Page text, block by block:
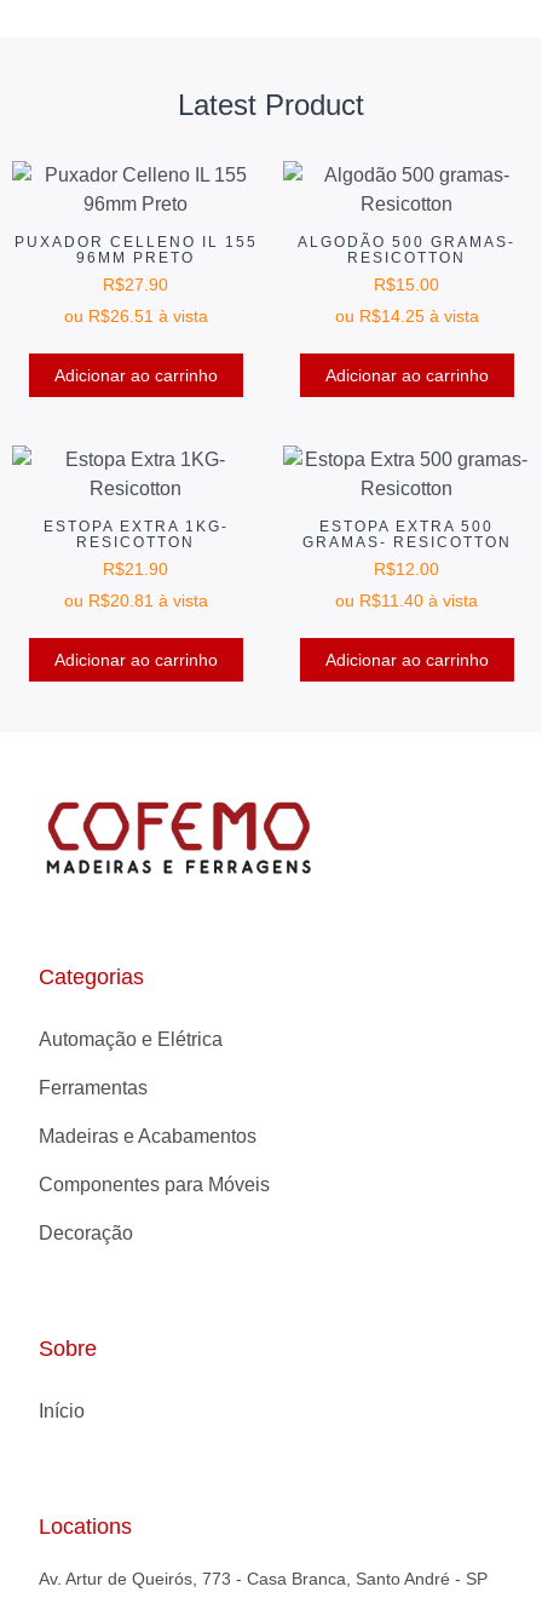
Latest Product
PUXADOR CELLENO IL 155
96MM PRETO
R$27.90
ou R$26.51 à vista
Adicionar ao carrinho
ALGODÃO 500 GRAMAS-
RESICOTTON
R$15.00
ou R$14.25 à vista
Adicionar ao carrinho
ESTOPA EXTRA 1KG-
RESICOTTON
R$21.90
ou R$20.81 à vista
Adicionar ao carrinho
ESTOPA EXTRA 500
GRAMAS- RESICOTTON
R$12.00
ou R$11.40 à vista
Adicionar ao carrinho
Categorias
Automação e Elétrica
Ferramentas
Madeiras e Acabamentos
Componentes para Móveis
Decoração
Sobre
Início
Locations
Av. Artur de Queirós, 773 - Casa Branca, Santo André - SP